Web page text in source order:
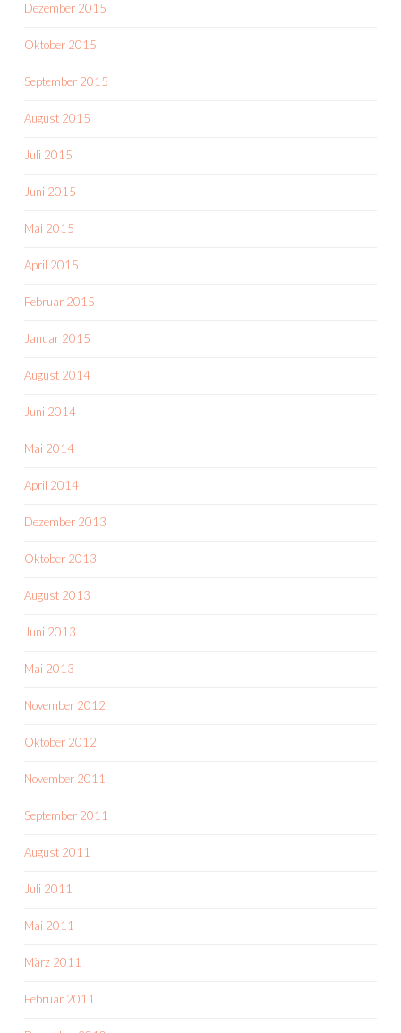
Dezember 2015
Oktober 2015
September 2015
August 2015
Juli 2015
Juni 2015
Mai 2015
April 2015
Februar 2015
Januar 2015
August 2014
Juni 2014
Mai 2014
April 2014
Dezember 2013
Oktober 2013
August 2013
Juni 2013
Mai 2013
November 2012
Oktober 2012
November 2011
September 2011
August 2011
Juli 2011
Mai 2011
März 2011
Februar 2011